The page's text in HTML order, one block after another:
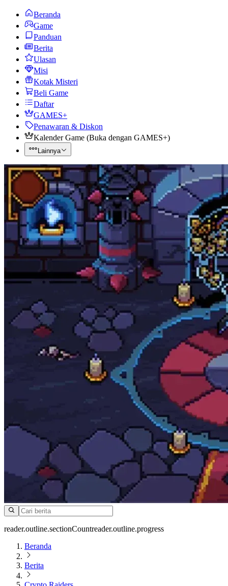
Beranda
Game
Panduan
Berita
Ulasan
Misi
Kotak Misteri
Beli Game
Daftar
GAMES+
Penawaran & Diskon
Kalender Game (Buka dengan GAMES+)
Lainnya
reader.outline.sectionCountreader.outline.progress
Beranda
Berita